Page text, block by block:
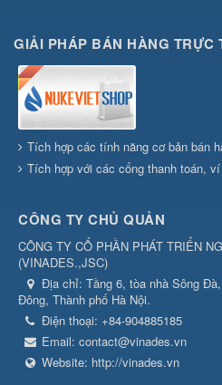
GIẢI PHÁP BÁN HÀNG TRỰC
Tích hợp các tính năng cơ bản bán
Tích hợp với các cổng thanh toán,
CÔNG TY CHỦ QUẢN
CÔNG TY CỔ PHẦN PHÁT TRIỂN
(VINADES.,JSC)
Địa chỉ: Tầng 6, tòa nhà Sông
Đông, Thành phố Hà Nội.
Điện thoại: +84-904885185
Email: contact@vinades.vn
Website: http://vinades.vn